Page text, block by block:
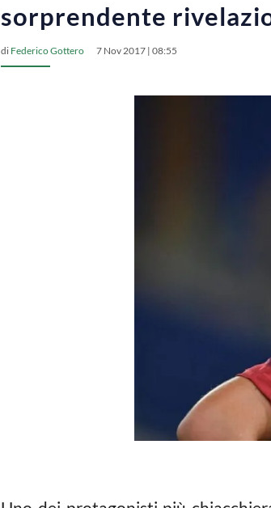
sorprendente
di Federico Gottero 7 Nov 2017 | 08:55